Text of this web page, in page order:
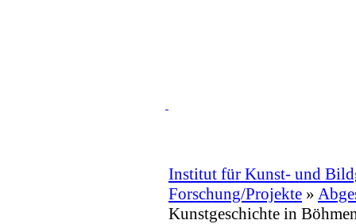
Institut für Kunst- und
Forschung/Projekte »
Kunstgeschichte in